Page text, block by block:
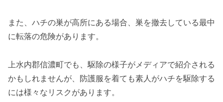
また、ハチの巣が高所にある場合、巣を撤去している最中
に転落の危険があります。
上水内郡信濃町でも、駆除の様子がメディアで紹介される
かもしれませんが、防護服を着ても素人がハチを駆除する
には様々なリスクがあります。